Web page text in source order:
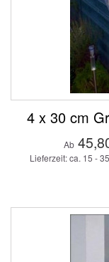
4 x 30 cm
Ab
Lieferzeit: ca. 15 -